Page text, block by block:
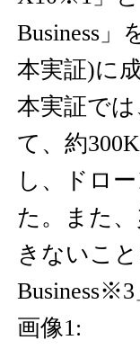
Business
本実証)に
本実証で
て、約
し、ドロ
た。また
きないこ
画像1: